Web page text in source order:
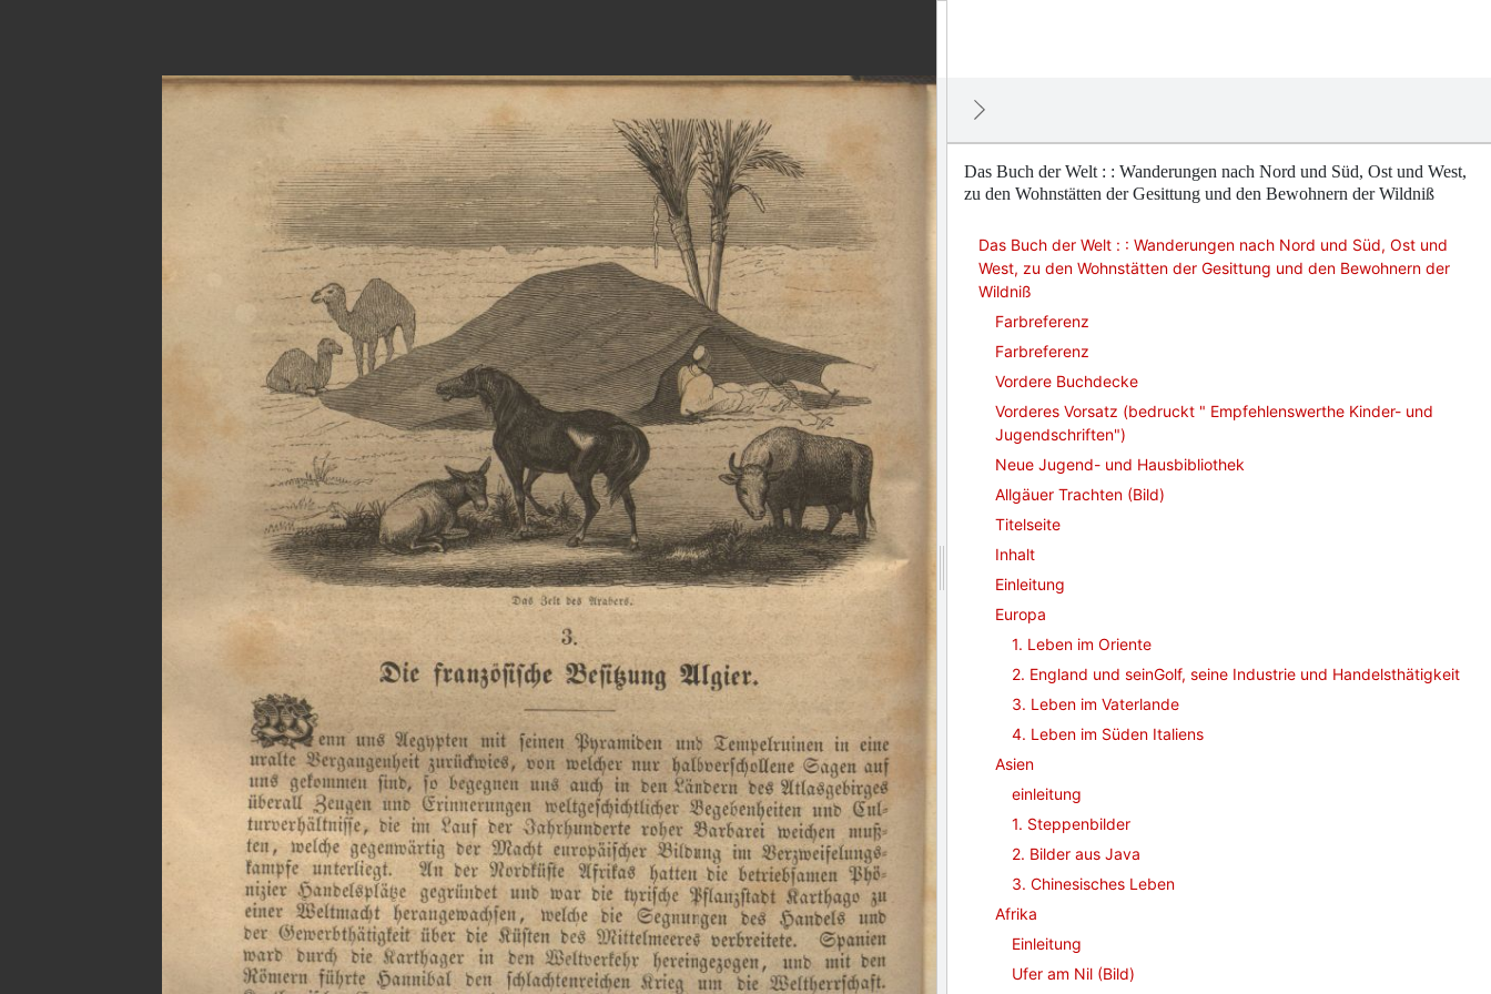
Das Buch der Welt : : Wanderungen nach Nord und Süd, Ost und West,
zu den Wohnstätten der Gesittung und den Bewohnern der Wildniß
Das Buch der Welt : : Wanderungen nach Nord und Süd, Ost und
West, zu den Wohnstätten der Gesittung und den Bewohnern der
Wildniß
Farbreferenz
Farbreferenz
Vordere Buchdecke
Vorderes Vorsatz (bedruckt " Empfehlenswerthe Kinder- und
Jugendschriften")
Neue Jugend- und Hausbibliothek
Allgäuer Trachten (Bild)
Titelseite
Inhalt
Einleitung
Europa
1. Leben im Oriente
2. England und seinGolf, seine Industrie und Handelsthätigkeit
3. Leben im Vaterlande
4. Leben im Süden Italiens
Asien
einleitung
1. Steppenbilder
2. Bilder aus Java
3. Chinesisches Leben
Afrika
Einleitung
Ufer am Nil (Bild)